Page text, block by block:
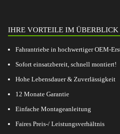
IHRE VORTEILE IM ÜBERBLICK
Fahrantriebe in hochwertiger OEM-
Sofort einsatzbereit, schnell montiert!
Hohe Lebensdauer & Zuverlässigkeit
12 Monate Garantie
Einfache Montageanleitung
Faires Preis-/ Leistungsverhältnis